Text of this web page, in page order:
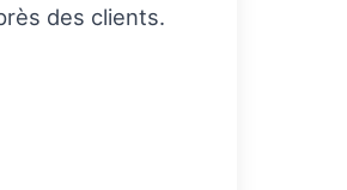
des clients.